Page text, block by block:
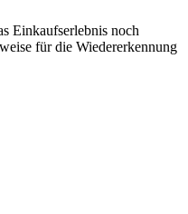
Einkaufserlebnis noch
für die Wiedererkennung